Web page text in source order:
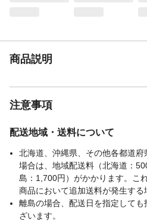
個、スライダ
商品説明
注意事項
配送地域・送料について
北海道、沖縄県、その他各都道
場合は、地域配送料（北海道：
島：1,700円）がかかります。こ
商品において追加送料が発生する
離島の場合、配送日を指定して
ざいます。